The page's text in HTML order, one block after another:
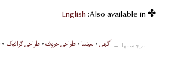
✤ Also available in:
English
برچسبها ← آگهی•سینما•طراحی حروف•طراحی گرافیک•